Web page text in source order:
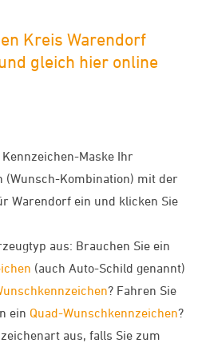
Kreis Warendorf
gleich hier online
Maske Ihr
(Wunsch-Kombination) mit der
Warendorf ein und klicken Sie
aus: Brauchen Sie ein
(auch Auto-Schild genannt)
? Fahren Sie
ein Quad-Wunschkennzeichen?
aus, falls Sie zum